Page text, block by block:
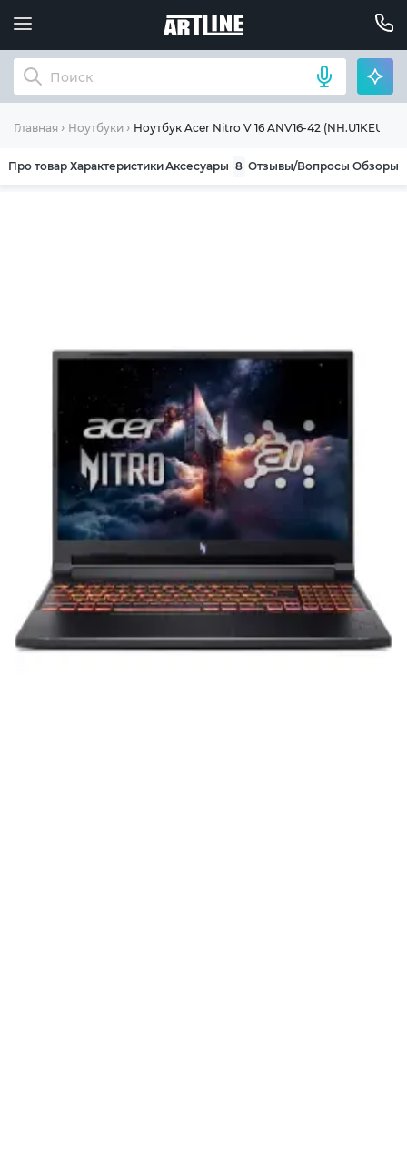
Главная Ноутбуки Ноутбук Acer Nitro V 16 ANV16-42
Про товар ХарактеристикиАксесуары 8 Отзывы/Вопросы Обзоры
Компания ARTLINE благодарит Вас за выбор
нашей продукции. Мы уверены, что
приобретенная вами техника будет служить
вам долгие годы при соблюдении правил
эксплуатации и хранения.
Гарантия от производителя